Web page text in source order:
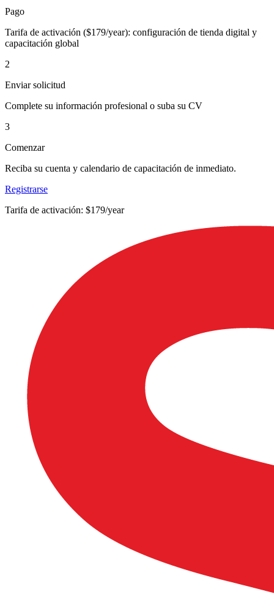
Pago
Tarifa de activación ($179/year): configuración de tienda digital y
capacitación global
2
Enviar solicitud
Complete su información profesional o suba su CV
3
Comenzar
Reciba su cuenta y calendario de capacitación de inmediato.
Registrarse
Tarifa de activación: $179/year